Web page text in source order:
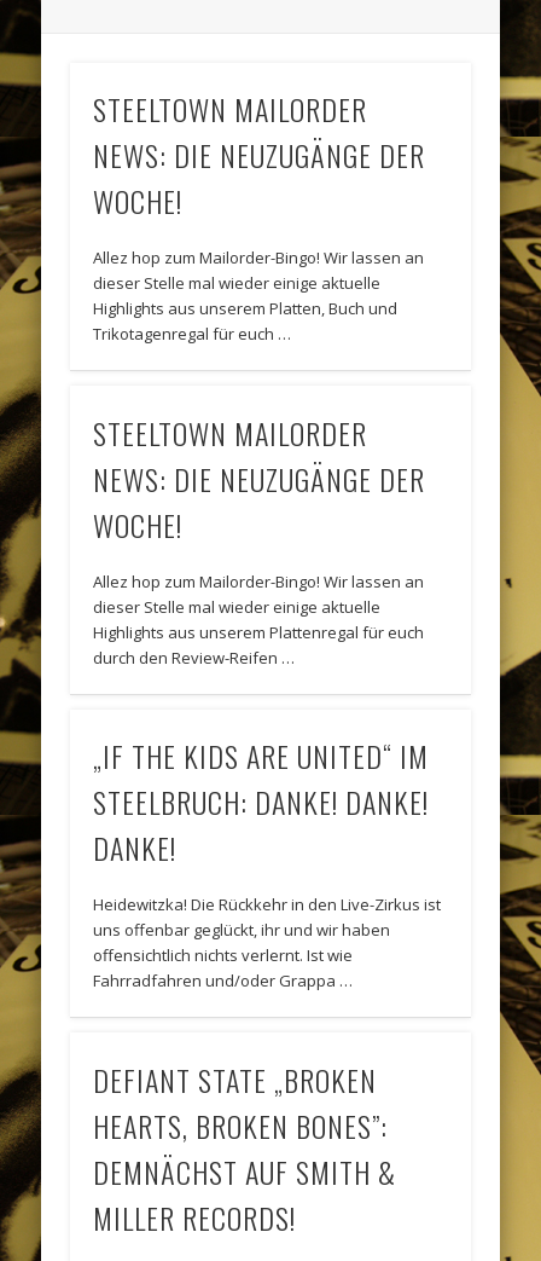
STEELTOWN MAILORDER
NEWS: DIE NEUZUGÄNGE DER
WOCHE!
Allez hop zum Mailorder-Bingo! Wir lassen an
dieser Stelle mal wieder einige aktuelle
Highlights aus unserem Platten, Buch und
Trikotagenregal für euch …
STEELTOWN MAILORDER
NEWS: DIE NEUZUGÄNGE DER
WOCHE!
Allez hop zum Mailorder-Bingo! Wir lassen an
dieser Stelle mal wieder einige aktuelle
Highlights aus unserem Plattenregal für euch
durch den Review-Reifen …
„IF THE KIDS ARE UNITED“ IM
STEELBRUCH: DANKE! DANKE!
DANKE!
Heidewitzka! Die Rückkehr in den Live-Zirkus ist
uns offenbar geglückt, ihr und wir haben
offensichtlich nichts verlernt. Ist wie
Fahrradfahren und/oder Grappa …
DEFIANT STATE „BROKEN
HEARTS, BROKEN BONES”:
DEMNÄCHST AUF SMITH &
MILLER RECORDS!